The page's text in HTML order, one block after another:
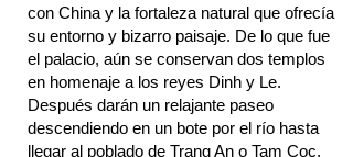
con China y la fortaleza natural que ofrecía
su entorno y bizarro paisaje. De lo que fue
el palacio, aún se conservan dos templos
en homenaje a los reyes Dinh y Le.
Después darán un relajante paseo
descendiendo en un bote por el río hasta
llegar al poblado de Trang An o Tam Coc,